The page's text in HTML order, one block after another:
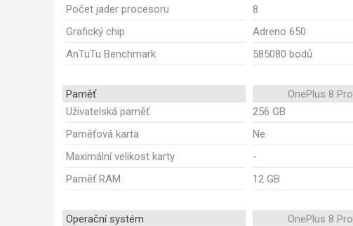
Počet jader procesoru
8
Grafický chip
Adreno 650
AnTuTu Benchmark
585080 bodů
Paměť OnePlus 8 Pro
Uživatelská paměť
256 GB
Paměťová karta
Ne
Maximální velikost karty
-
Paměť RAM
12 GB
Operační systém OnePlus 8 Pro